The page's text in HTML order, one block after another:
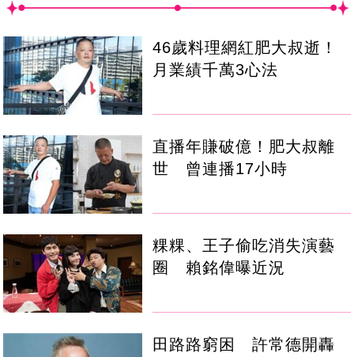
46歲料理網紅肥大叔逝！
月業績千萬3心法
直播年賺破億！肥大叔離
世 曾連播17小時
粿粿、王子偷吃消失演藝
圈 賴銘偉曝近況
田路路窮困 許常德開轟